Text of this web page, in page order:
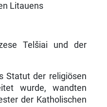
Litauens
Telšiai und der
Statut der religiösen
wurde, wandten
der Katholischen